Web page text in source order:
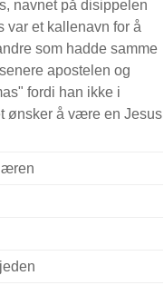
navnet på disippelen
var et kallenavn for å
som hadde samme
apostelen og
fordi han ikke i
ønsker å være en Jesus